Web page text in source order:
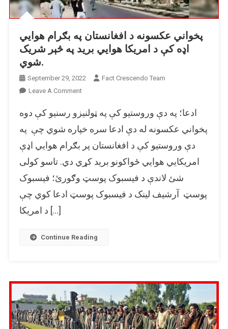
پخواني عکسونه د افغانستان په بګرام هوايي
اډه کې د امریکا هوايي برید په څېر شریک
شوي.
September 29, 2022
Fact Crescendo Team
Leave A CommentOn
عکسونه
د
افغانستان
په
بګرام
اډه
کې
ادعا؛ په دې وروستیو کې په ټولنیزو رسنیو کې دوه
پخواني عکسونه له دې ادعا سره خپاره شوي چې په
دې وروستیو کې د افغانستان پر بګرام هوايي اډې
امریکايي هوايي ځواکونو برید کړي دي. تاسو کولی
شئ لاندې د فیسبوک پوسټ وګورئ؛ فېسبوک
پوسټ آرشيف لینک د فیسبوک پوسټ ادعا کوي چې
د امریکا […]
Continue Reading